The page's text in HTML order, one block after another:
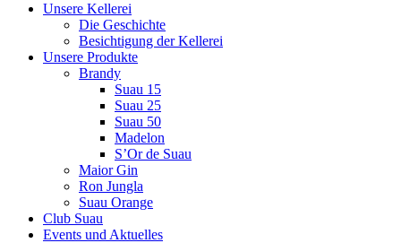
Unsere Kellerei
Die Geschichte
Besichtigung der Kellerei
Unsere Produkte
Brandy
Suau 15
Suau 25
Suau 50
Madelon
S’Or de Suau
Maior Gin
Ron Jungla
Suau Orange
Club Suau
Events und Aktuelles